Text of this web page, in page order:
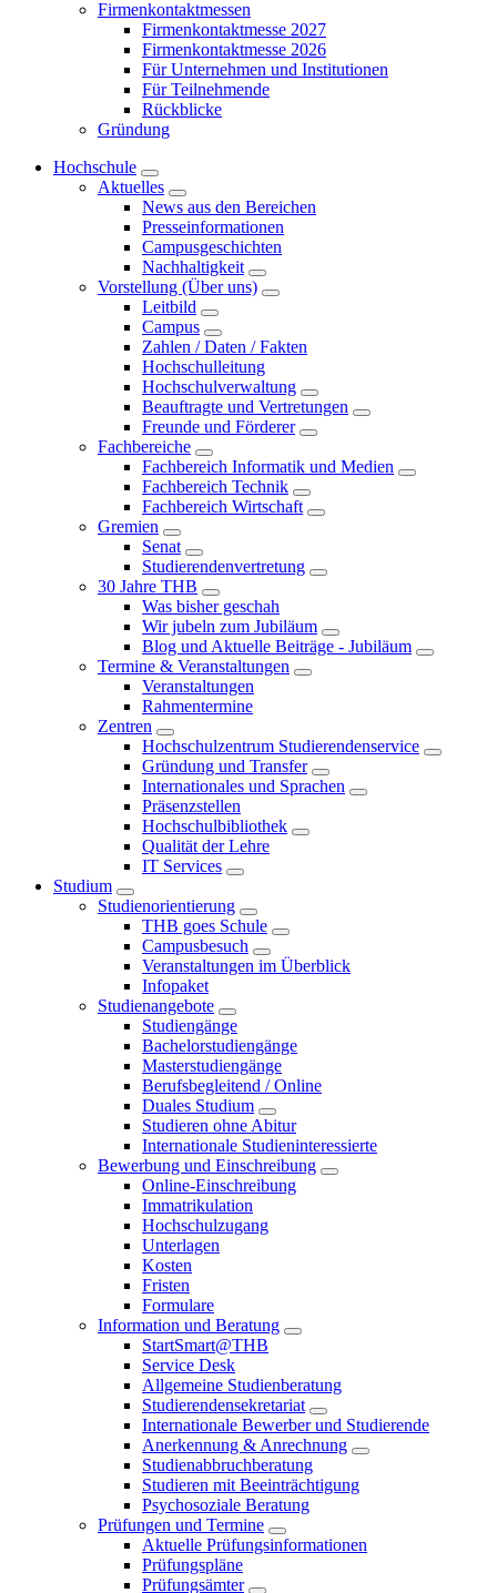
Firmenkontaktmessen
Firmenkontaktmesse 2027
Firmenkontaktmesse 2026
Für Unternehmen und Institutionen
Für Teilnehmende
Rückblicke
Gründung
Hochschule
Aktuelles
News aus den Bereichen
Presseinformationen
Campusgeschichten
Nachhaltigkeit
Vorstellung (Über uns)
Leitbild
Campus
Zahlen / Daten / Fakten
Hochschulleitung
Hochschulverwaltung
Beauftragte und Vertretungen
Freunde und Förderer
Fachbereiche
Fachbereich Informatik und Medien
Fachbereich Technik
Fachbereich Wirtschaft
Gremien
Senat
Studierendenvertretung
30 Jahre THB
Was bisher geschah
Wir jubeln zum Jubiläum
Blog und Aktuelle Beiträge - Jubiläum
Termine & Veranstaltungen
Veranstaltungen
Rahmentermine
Zentren
Hochschulzentrum Studierendenservice
Gründung und Transfer
Internationales und Sprachen
Präsenzstellen
Hochschulbibliothek
Qualität der Lehre
IT Services
Studium
Studienorientierung
THB goes Schule
Campusbesuch
Veranstaltungen im Überblick
Infopaket
Studienangebote
Studiengänge
Bachelorstudiengänge
Masterstudiengänge
Berufsbegleitend / Online
Duales Studium
Studieren ohne Abitur
Internationale Studieninteressierte
Bewerbung und Einschreibung
Online-Einschreibung
Immatrikulation
Hochschulzugang
Unterlagen
Kosten
Fristen
Formulare
Information und Beratung
StartSmart@THB
Service Desk
Allgemeine Studienberatung
Studierendensekretariat
Internationale Bewerber und Studierende
Anerkennung & Anrechnung
Studienabbruchberatung
Studieren mit Beeinträchtigung
Psychosoziale Beratung
Prüfungen und Termine
Aktuelle Prüfungsinformationen
Prüfungspläne
Prüfungsämter